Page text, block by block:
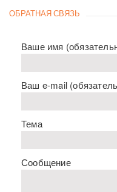
ОБРАТНАЯ СВЯЗЬ
Ваше имя
Ваш e-mail
Тема
Сообщение